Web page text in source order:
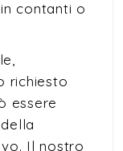
contanti o
richiesto
essere
Il nostro